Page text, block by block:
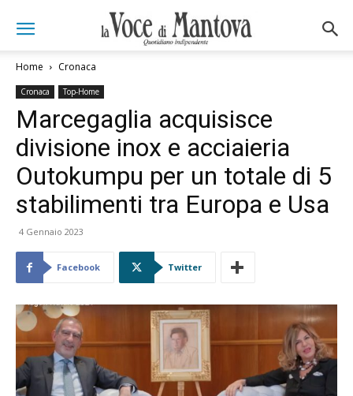
Home Cronaca
Cronaca Top-Home
Marcegaglia acquisisce
divisione inox e acciaieria
Outokumpu per un totale di 5
stabilimenti tra Europa e Usa
4 Gennaio 2023
Facebook Twitter